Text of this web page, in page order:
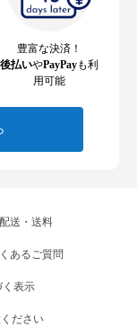
豊富な決済！
後払いやPayPayも利
用可能
配送・送料
あるご質問
く表示
ださい